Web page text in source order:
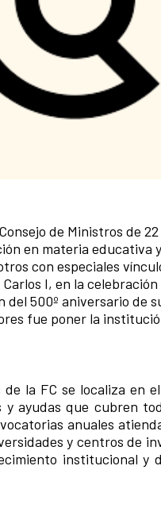
de Ministros de
en materia educativa
con especiales
I, en la
del 500º aniversario de
fue poner la
la FC se localiza en
ayudas que cubren
anuales
y centros de
institucional y